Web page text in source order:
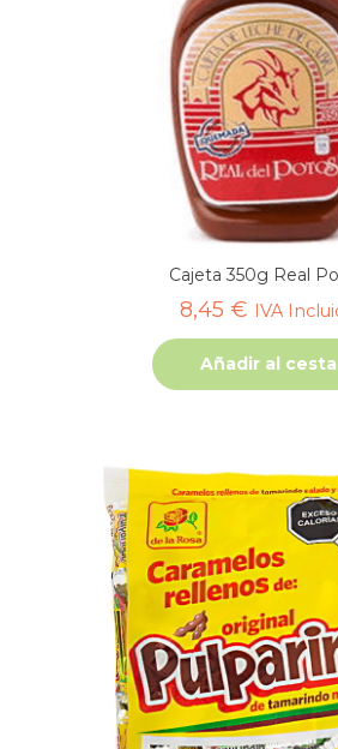
Cajeta 350g Real
8,45 € IVA
Añadir al cesta